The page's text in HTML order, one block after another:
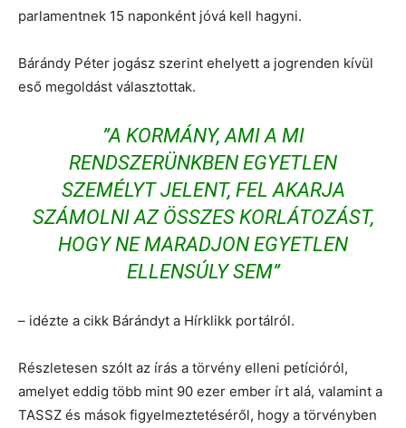
parlamentnek 15 naponként jóvá kell hagyni.
Bárándy Péter jogász szerint ehelyett a jogrenden kívül
eső megoldást választottak.
”A KORMÁNY, AMI A MI
RENDSZERÜNKBEN EGYETLEN
SZEMÉLYT JELENT, FEL AKARJA
SZÁMOLNI AZ ÖSSZES KORLÁTOZÁST,
HOGY NE MARADJON EGYETLEN
ELLENSÚLY SEM”
– idézte a cikk Bárándyt a Hírklikk portálról.
Részletesen szólt az írás a törvény elleni petícióról,
amelyet eddig több mint 90 ezer ember írt alá, valamint a
TASSZ és mások figyelmeztetéséről, hogy a törvényben